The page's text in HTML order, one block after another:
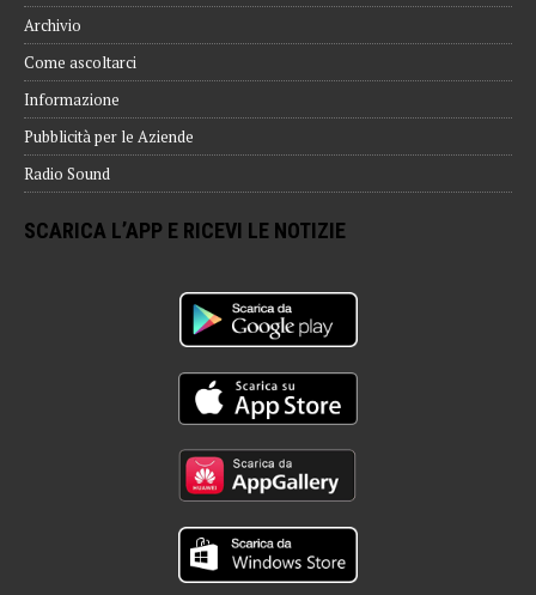
Archivio
Come ascoltarci
Informazione
Pubblicità per le Aziende
Radio Sound
SCARICA L’APP E RICEVI LE NOTIZIE